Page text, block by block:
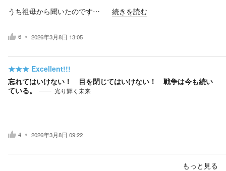
うち祖母から聞いたのです… 続きを読む
6 2026年3月8日 13:05
★★★ Excellent!!!
忘れてはいけない！ 目を閉じてはいけない！ 戦争は今も続い
ている。
光り輝く未来
4 2026年3月8日 09:22
もっと見る